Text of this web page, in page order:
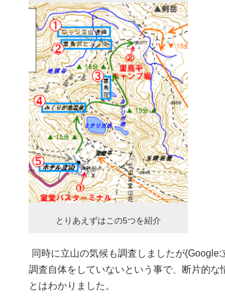
とりあえずはこの5つを紹介
同時に立山の気候も調査しましたが
調査自体をしていないという事で、断片的
とはわかりました。